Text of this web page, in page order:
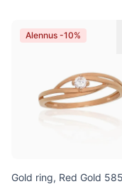
Alennus -10%
Gold ring, Red Gold